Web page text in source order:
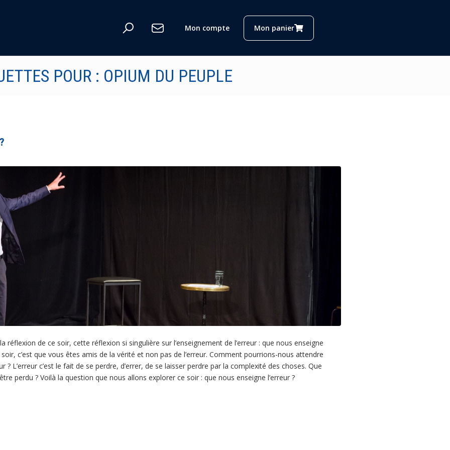
Mon compte
Mon panier
POUR : OPIUM DU PEUPLE
réflexion de ce soir, cette réflexion si singulière sur l’enseignement de l’erreur : que nous enseigne
c’est que vous êtes amis de la vérité et non pas de l’erreur. Comment pourrions-nous attendre
? L’erreur c’est le fait de se perdre, d’errer, de se laisser perdre par la complexité des choses. Que
perdu ? Voilà la question que nous allons explorer ce soir : que nous enseigne l’erreur ?